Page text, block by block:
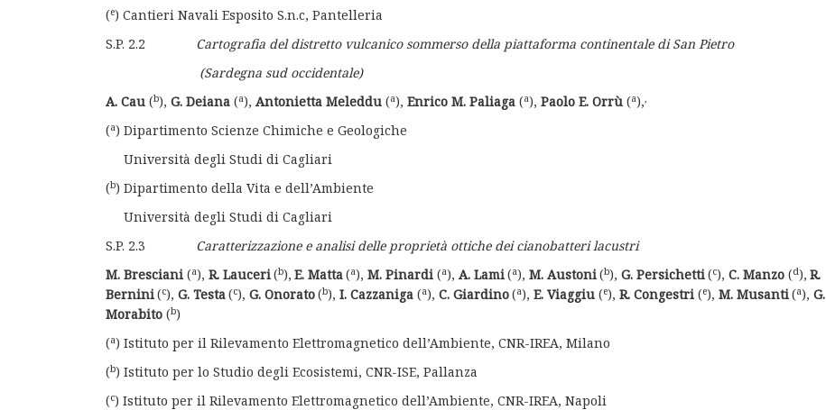
(e) Cantieri Navali Esposito S.n.c, Pantelleria
S.P. 2.2 Cartografia del distretto vulcanico sommerso della piattaforma continentale di San Pietro
(Sardegna sud occidentale)
A. Cau (b), G. Deiana (a), Antonietta Meleddu (a), Enrico M. Paliaga (a), Paolo E. Orrù (a),
(a) Dipartimento Scienze Chimiche e Geologiche
Università degli Studi di Cagliari
(b) Dipartimento della Vita e dell’Ambiente
Università degli Studi di Cagliari
S.P. 2.3 Caratterizzazione e analisi delle proprietà ottiche dei cianobatteri lacustri
M. Bresciani (a), R. Lauceri(b), E. Matta(a), M. Pinardi (a), A. Lami(a), M. Austoni(b), G. Persichetti(c), C. Manzo (d), R.
Bernini(c), G. Testa(c), G. Onorato(b), I. Cazzaniga (a), C. Giardino(a), E. Viaggiu (e), R. Congestri (e), M. Musanti(a), G.
Morabito (b)
(a) Istituto per il Rilevamento Elettromagnetico dell’Ambiente, CNR-IREA, Milano
(b) Istituto per lo Studio degli Ecosistemi, CNR-ISE, Pallanza
(c) Istituto per il Rilevamento Elettromagnetico dell’Ambiente, CNR-IREA, Napoli